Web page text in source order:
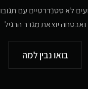
לא סטנדרטיים עם
ואבטחה יוצאת מגדר הרגיל
בואו נבין למה